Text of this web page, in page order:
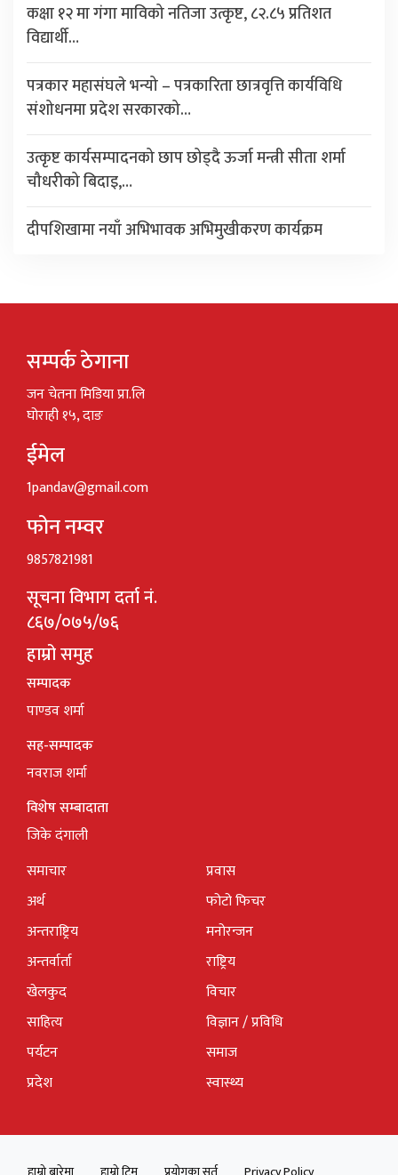
कक्षा १२ मा गंगा माविको नतिजा उत्कृष्ट, ८२.८५ प्रतिशत
विद्यार्थी…
पत्रकार महासंघले भन्यो – पत्रकारिता छात्रवृत्ति कार्यविधि
संशोधनमा प्रदेश सरकारको…
उत्कृष्ट कार्यसम्पादनको छाप छोड्दै ऊर्जा मन्त्री सीता शर्मा
चौधरीको बिदाइ,…
दीपशिखामा नयाँ अभिभावक अभिमुखीकरण कार्यक्रम
सम्पर्क ठेगाना
जन चेतना मिडिया प्रा.लि
घोराही १५, दाङ
ईमेल
1pandav@gmail.com
फोन नम्वर
9857821981
सूचना विभाग दर्ता नं.
८६७/०७५/७६
हाम्रो समुह
सम्पादक
पाण्डव शर्मा
सह-सम्पादक
नवराज शर्मा
विशेष सम्बादाता
जिके दंगाली
समाचार
अर्थ
अन्तराष्ट्रिय
अन्तर्वार्ता
खेलकुद
साहित्य
पर्यटन
प्रदेश
प्रवास
फोटो फिचर
मनोरन्जन
राष्ट्रिय
विचार
विज्ञान / प्रविधि
समाज
स्वास्थ्य